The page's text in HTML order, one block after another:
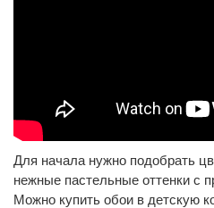
Для начала нужно подобрать
нежные пастельные оттенки с
Можно купить обои в детскую